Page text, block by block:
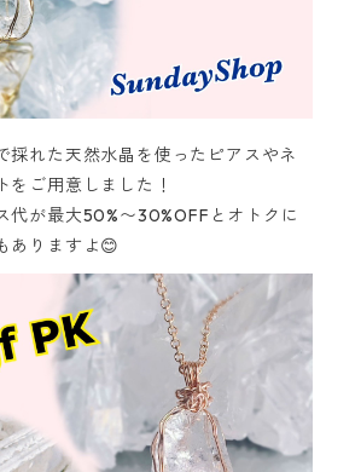
採れた天然水晶を使ったピアスやネ
をご用意しました！
代が最大50%〜30%OFFとオトクに
ありますよ😊